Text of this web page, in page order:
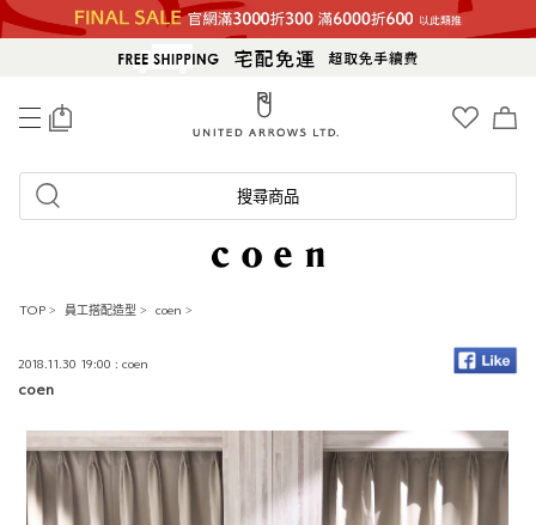
搜尋商品
TOP > 員工搭配造型 > coen >
2018.11.30 19:00 : coen
coen